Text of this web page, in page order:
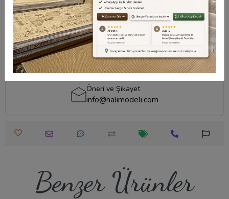
edebilirsiniz.
Destek Merkezi
Destek Merkezi Whatsapp Destek
Öneri ve Şikayet
info@halimodeli.com
Benzer Ürünler